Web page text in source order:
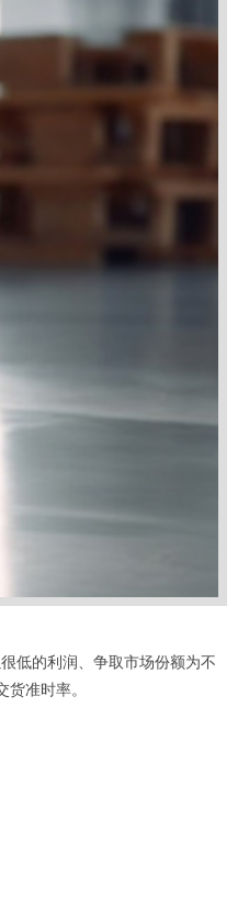
低的利润、争取市场份额为不
准时率。